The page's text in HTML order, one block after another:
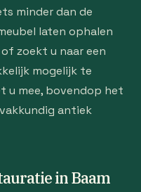
minder dan de
laten ophalen
zoekt u naar een
mogelijk te
u mee, bovendop het
antiek
in Baam